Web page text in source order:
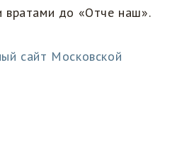
вратами до «Отче наш».
сайт Московской